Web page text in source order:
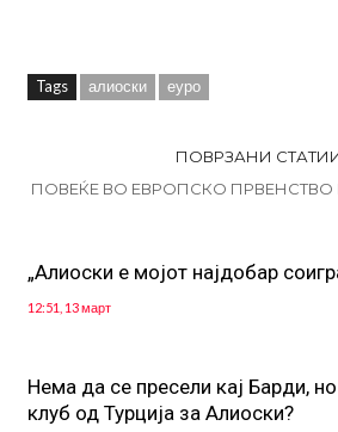
Tags алиоски еуро
ПОВРЗАНИ
ПОВЕЌЕ ВО ЕВРОПСКО
„Алиоски е мојот најдобар
12:51, 13 март
Нема да се пресели кај Барди,
клуб од Турција за Алиоски?